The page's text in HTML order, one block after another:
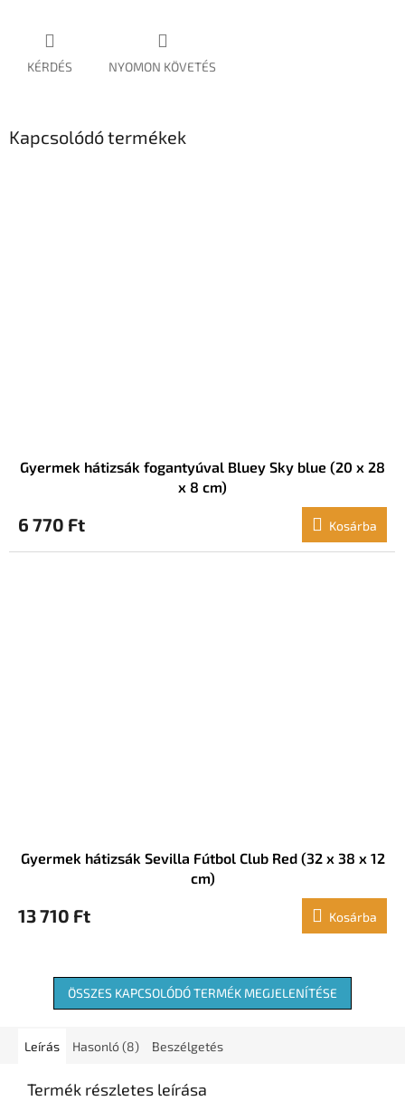
KÉRDÉS NYOMON KÖVETÉS
Kapcsolódó termékek
Gyermek hátizsák fogantyúval Bluey Sky blue (20 x 28
x 8 cm)
6 770 Ft Kosárba
Gyermek hátizsák Sevilla Fútbol Club Red (32 x 38 x 12
cm)
13 710 Ft Kosárba
ÖSSZES KAPCSOLÓDÓ TERMÉK MEGJELENÍTÉSE
Leírás Hasonló (8) Beszélgetés
Termék részletes leírása